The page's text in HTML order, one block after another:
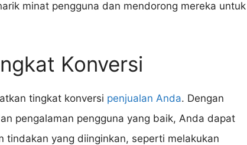
minat pengguna dan mendorong mereka untuk
Konversi
tingkat konversi penjualan Anda. Dengan
pengalaman pengguna yang baik, Anda dapat
tindakan yang diinginkan, seperti melakukan